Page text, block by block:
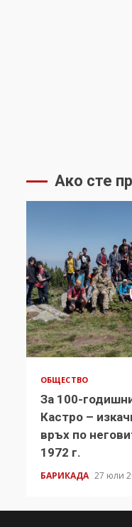
Ако сте
ОБЩЕСТВО
За 100-
Кастро –
връх по
1972 г.
БАРИКАДА 27 юли